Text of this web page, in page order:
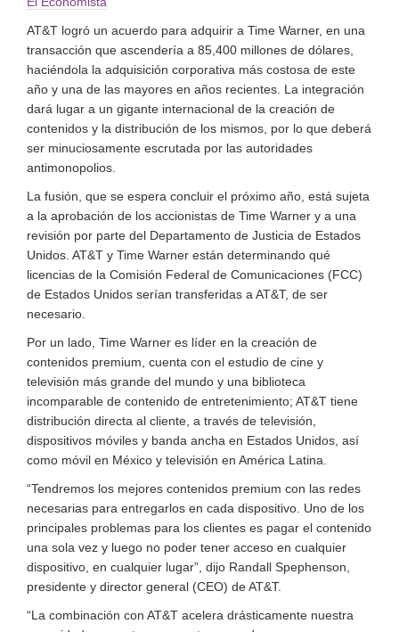
AT&T logró un acuerdo para adquirir a Time Warner, en una
transacción que ascendería a 85,400 millones de dólares,
haciéndola la adquisición corporativa más costosa de este
año y una de las mayores en años recientes. La integración
dará lugar a un gigante internacional de la creación de
contenidos y la distribución de los mismos, por lo que deberá
ser minuciosamente escrutada por las autoridades
antimonopolios.
La fusión, que se espera concluir el próximo año, está sujeta
a la aprobación de los accionistas de Time Warner y a una
revisión por parte del Departamento de Justicia de Estados
Unidos. AT&T y Time Warner están determinando qué
licencias de la Comisión Federal de Comunicaciones (FCC)
de Estados Unidos serían transferidas a AT&T, de ser
necesario.
Por un lado, Time Warner es líder en la creación de
contenidos premium, cuenta con el estudio de cine y
televisión más grande del mundo y una biblioteca
incomparable de contenido de entretenimiento; AT&T tiene
distribución directa al cliente, a través de televisión,
dispositivos móviles y banda ancha en Estados Unidos, así
como móvil en México y televisión en América Latina.
“Tendremos los mejores contenidos premium con las redes
necesarias para entregarlos en cada dispositivo. Uno de los
principales problemas para los clientes es pagar el contenido
una sola vez y luego no poder tener acceso en cualquier
dispositivo, en cualquier lugar”, dijo Randall Spephenson,
presidente y director general (CEO) de AT&T.
“La combinación con AT&T acelera drásticamente nuestra